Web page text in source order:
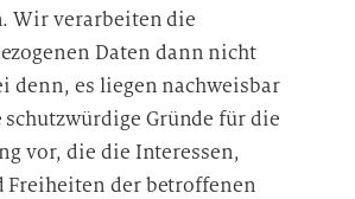
Wir verarbeiten die
Daten dann nicht
denn, es liegen nachweisbar
Gründe für die
vor, die die Interessen,
Freiheiten der betroffenen